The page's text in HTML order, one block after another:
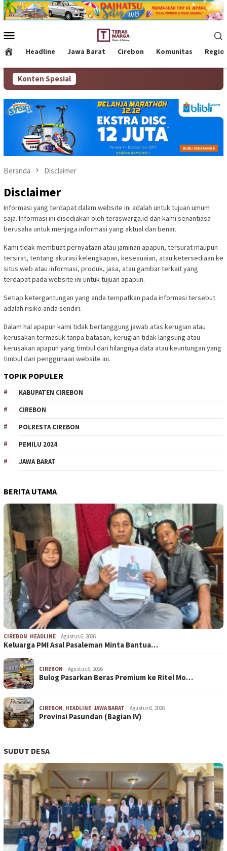
Loncat
ke
Mobile
Headline Jawa Barat Cirebon Komunitas
Konten Spesial
Beranda Disclaimer
Disclaimer
Informasi yang terdapat dalam website ini adalah untuk tujuan umum
saja. Informasi ini disediakan oleh teraswarga.id dan kami senantiasa
berusaha untuk menjaga informasi yang aktual dan benar.
Kami tidak membuat pernyataan atau jaminan apapun, tersurat maupun
tersirat, tentang akurasi kelengkapan, kesesuaian, atau ketersediaan ke
situs web atau informasi, produk, jasa, atau gambar terkait yang
terdapat pada website ini untuk tujuan apapun.
Setiap ketergantungan yang anda tempatkan pada informasi tersebut
adalah risiko anda sendiri.
Dalam hal apapun kami tidak bertanggung jawab atas kerugian atau
kerusakan termasuk tanpa batasan, kerugian tidak langsung atau
kerusakan apapun yang timbul dari hilangnya data atau keuntungan yang
timbul dari penggunaan website ini.
TOPIK POPULER
KABUPATEN CIREBON
CIREBON
POLRESTA CIREBON
PEMILU 2024
JAWA BARAT
BERITA UTAMA
CIREBON, HEADLINE Agustus 6, 2026
Keluarga PMI Asal Pasaleman Minta Bantua…
CIREBON Agustus 6, 2026
Bulog Pasarkan Beras Premium ke Ritel Mo…
CIREBON, HEADLINE, JAWA BARAT Agustus 6, 2026
Provinsi Pasundan (Bagian IV)
SUDUT DESA